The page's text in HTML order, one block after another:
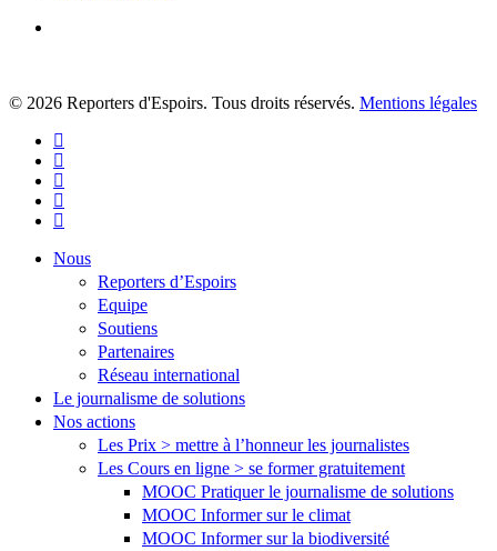
© 2026 Reporters d'Espoirs. Tous droits réservés. Mentions légales
twitter
facebook
linkedin
youtube
flickr
Close
Nous
Reporters d’Espoirs
Equipe
Soutiens
Partenaires
Réseau international
Le journalisme de solutions
Nos actions
Les Prix > mettre à l’honneur les journalistes
Les Cours en ligne > se former gratuitement
MOOC Pratiquer le journalisme de solutions
MOOC Informer sur le climat
MOOC Informer sur la biodiversité